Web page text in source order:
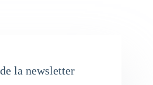
la newsletter